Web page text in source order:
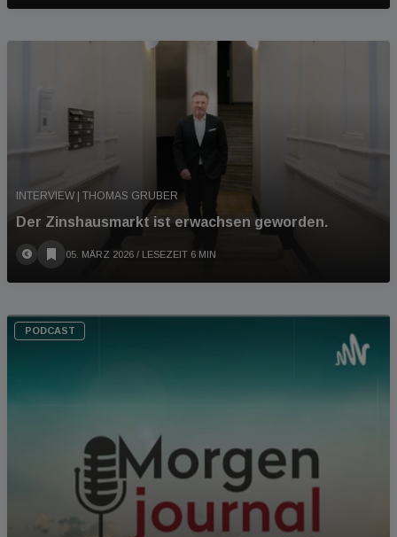
INTERVIEW | THOMAS GRUBER
Der Zinshausmarkt ist erwachsen geworden.
05. MÄRZ 2026 / LESEZEIT 6 MIN
PODCAST